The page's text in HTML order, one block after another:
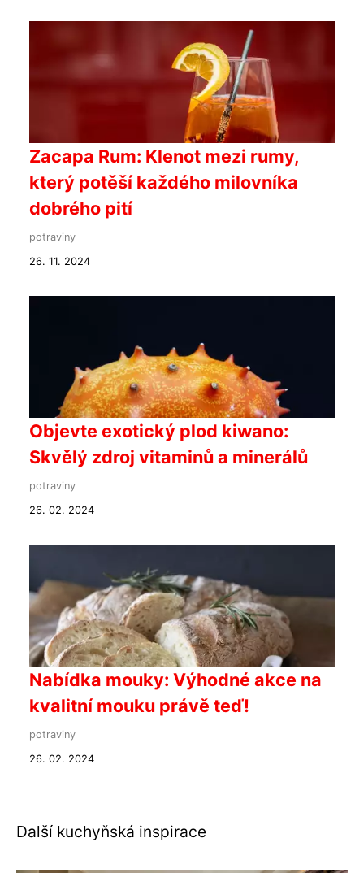
Zacapa Rum: Klenot mezi rumy,
který potěší každého milovníka
dobrého pití
potraviny
26. 11. 2024
Objevte exotický plod kiwano:
Skvělý zdroj vitaminů a minerálů
potraviny
26. 02. 2024
Nabídka mouky: Výhodné akce na
kvalitní mouku právě teď!
potraviny
26. 02. 2024
Další kuchyňská inspirace